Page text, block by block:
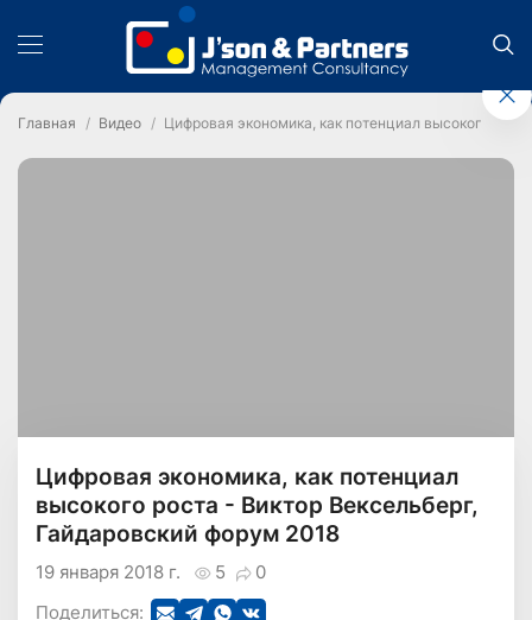
Главная Видео Цифровая экономика, как потенциал высокого
Цифровая экономика, как потенциал
высокого роста - Виктор Вексельберг,
Гайдаровский форум 2018
5 0
19 января 2018 г.
Поделиться: